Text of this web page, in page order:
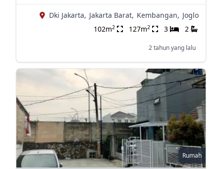
Dki Jakarta, Jakarta Barat, Kembangan, Joglo
102m2 127m2 3 2
2 tahun yang lalu
Rumah